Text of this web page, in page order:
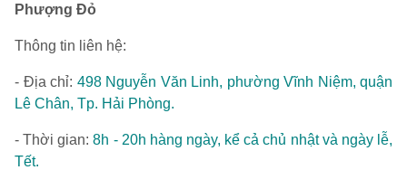
Phượng Đỏ
Thông tin liên hệ:
- Địa chỉ: 498 Nguyễn Văn Linh, phường Vĩnh Niệm, quận
Lê Chân, Tp. Hải Phòng.
- Thời gian:8h - 20h hàng ngày, kể cả chủ nhật và ngày lễ,
Tết.